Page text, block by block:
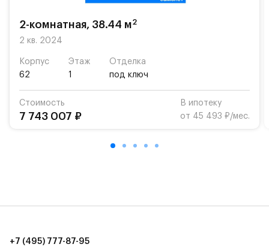
возможность посещения частной гимназии
Для автомобилистов — закрытые озеленённые
Территория квартала приватная, въезд
осуществляется по пропускам.#yan19-2r1344794#
2-комнатная, 38.44 м2
2 кв. 2024
Корпус
62
Этаж
1
Отделка
под ключ
Стоимость
7 743 007 ₽
В ипотеку
от 45 493 ₽/мес.
+7 (495) 777-87-95